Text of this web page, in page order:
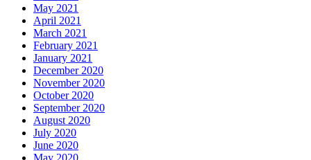
Go Up
© 2026 Newspaper-X a theme by
Home
Daily News
Business News
Asiabusinessinfo Magazine
Market
Profile
Contact